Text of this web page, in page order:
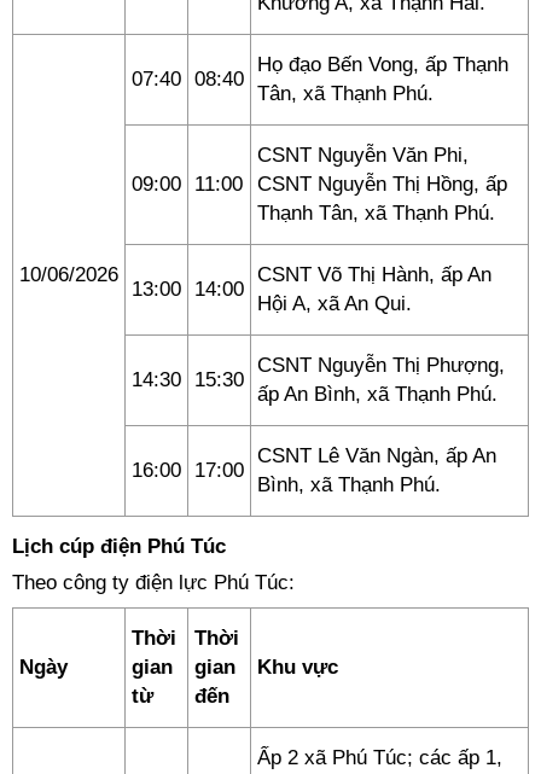
10/06/2026
07:40 08:40
Họ đạo Bến Vong, ấp Thạnh
Tân, xã Thạnh Phú.
09:00 11:00
CSNT Nguyễn Văn Phi,
CSNT Nguyễn Thị Hồng, ấp
Thạnh Tân, xã Thạnh Phú.
13:00 14:00
CSNT Võ Thị Hành, ấp An
Hội A, xã An Qui.
14:30 15:30
CSNT Nguyễn Thị Phượng,
ấp An Bình, xã Thạnh Phú.
16:00 17:00
CSNT Lê Văn Ngàn, ấp An
Bình, xã Thạnh Phú.
Lịch cúp điện Phú Túc
Theo công ty điện lực Phú Túc:
Ngày
Thời
gian
từ
Thời
gian
đến
Khu vực
Ấp 2 xã Phú Túc; các ấp 1,